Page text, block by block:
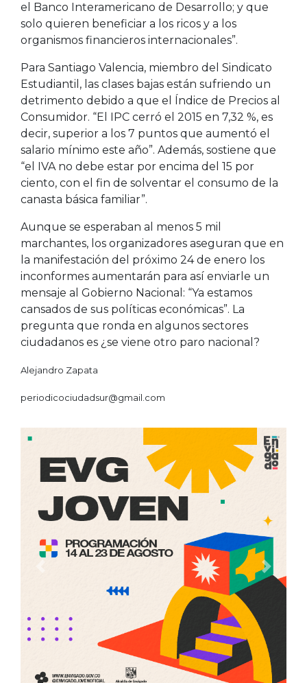
el Banco Interamericano de Desarrollo; y que
solo quieren beneficiar a los ricos y a los
organismos financieros internacionales”.
Para Santiago Valencia, miembro del Sindicato
Estudiantil, las clases bajas están sufriendo un
detrimento debido a que el Índice de Precios al
Consumidor. “El IPC cerró el 2015 en 7,32 %, es
decir, superior a los 7 puntos que aumentó el
salario mínimo este año”. Además, sostiene que
“el IVA no debe estar por encima del 15 por
ciento, con el fin de solventar el consumo de la
canasta básica familiar”.
Aunque se esperaban al menos 5 mil
marchantes, los organizadores aseguran que en
la manifestación del próximo 24 de enero los
inconformes aumentarán para así enviarle un
mensaje al Gobierno Nacional: “Ya estamos
cansados de sus políticas económicas”. La
pregunta que ronda en algunos sectores
ciudadanos es ¿se viene otro paro nacional?
Alejandro Zapata
periodicociudadsur@gmail.com